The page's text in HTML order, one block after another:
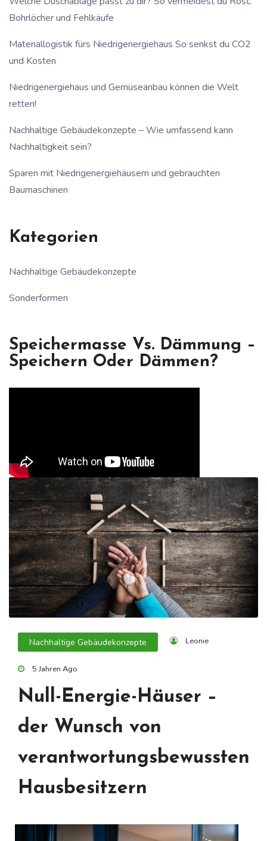
Nachhaltige Gebäudekonzepte Leonie
5 Jahren Ago
Null-Energie-Häuser –
der Wunsch von
verantwortungsbewussten
Hausbesitzern
Bohrlöcher und Fehlkäufe
Materiallogistik fürs Niedrigenergiehaus So senkst du CO2
und Kosten
Niedrigenergiehaus und Gemüseanbau können die Welt
retten!
Nachhaltige Gebäudekonzepte – Wie umfassend kann
Nachhaltigkeit sein?
Sparen mit Niedrigenergiehäusern und gebrauchten
Baumaschinen
Kategorien
Nachhaltige Gebäudekonzepte
Sonderformen
Speichermasse Vs. Dämmung –
Speichern Oder Dämmen?